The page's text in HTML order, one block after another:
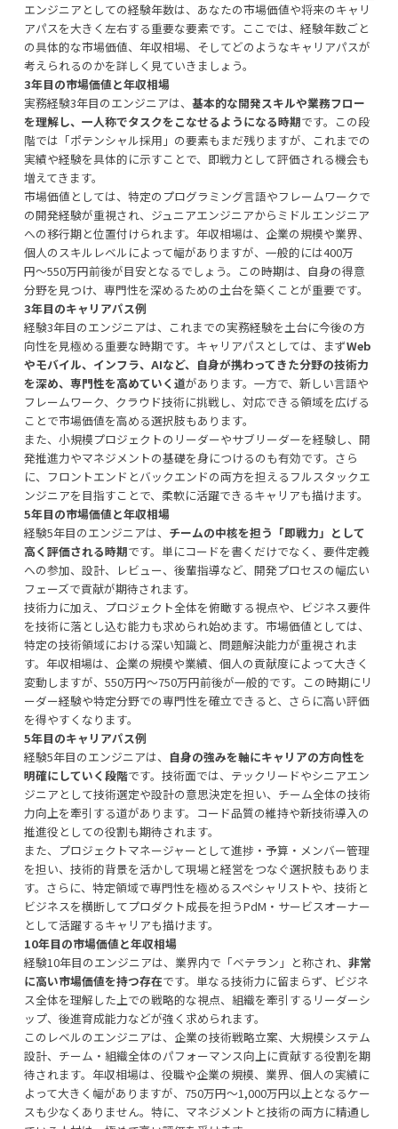
エンジニアとしての経験年数は、あなたの市場価値や将来のキャリ
アパスを大きく左右する重要な要素です。ここでは、経験年数ごと
の具体的な市場価値、年収相場、そしてどのようなキャリアパスが
考えられるのかを詳しく見ていきましょう。
3年目の市場価値と年収相場
実務経験3年目のエンジニアは、 基本的な開発スキルや業務フロー
を理解し、一人称でタスクをこなせるようになる時期です。この段
階では「ポテンシャル採用」の要素もまだ残りますが、これまでの
実績や経験を具体的に示すことで、即戦力として評価される機会も
増えてきます。
市場価値としては、特定のプログラミング言語やフレームワークで
の開発経験が重視され、ジュニアエンジニアからミドルエンジニア
への移行期と位置付けられます。年収相場は、企業の規模や業界、
個人のスキルレベルによって幅がありますが、一般的には400万
円〜550万円前後が目安となるでしょう。この時期は、自身の得意
分野を見つけ、専門性を深めるための土台を築くことが重要です。
3年目のキャリアパス例
経験3年目のエンジニアは、これまでの実務経験を土台に今後の方
向性を見極める重要な時期です。キャリアパスとしては、まずWeb
やモバイル、インフラ、AIなど、自身が携わってきた分野の技術力
を深め、専門性を高めていく道があります。一方で、新しい言語や
フレームワーク、クラウド技術に挑戦し、対応できる領域を広げる
ことで市場価値を高める選択肢もあります。
また、小規模プロジェクトのリーダーやサブリーダーを経験し、開
発推進力やマネジメントの基礎を身につけるのも有効です。さら
に、フロントエンドとバックエンドの両方を担えるフルスタックエ
ンジニアを目指すことで、柔軟に活躍できるキャリアも描けます。
5年目の市場価値と年収相場
経験5年目のエンジニアは、 チームの中核を担う「即戦力」として
高く評価される時期です。単にコードを書くだけでなく、要件定義
への参加、設計、レビュー、後輩指導など、開発プロセスの幅広い
フェーズで貢献が期待されます。
技術力に加え、プロジェクト全体を俯瞰する視点や、ビジネス要件
を技術に落とし込む能力も求められ始めます。市場価値としては、
特定の技術領域における深い知識と、問題解決能力が重視されま
す。年収相場は、企業の規模や業績、個人の貢献度によって大きく
変動しますが、550万円〜750万円前後が一般的です。この時期にリ
ーダー経験や特定分野での専門性を確立できると、さらに高い評価
を得やすくなります。
5年目のキャリアパス例
経験5年目のエンジニアは、 自身の強みを軸にキャリアの方向性を
明確にしていく段階です。技術面では、テックリードやシニアエン
ジニアとして技術選定や設計の意思決定を担い、チーム全体の技術
力向上を牽引する道があります。コード品質の維持や新技術導入の
推進役としての役割も期待されます。
また、プロジェクトマネージャーとして進捗・予算・メンバー管理
を担い、技術的背景を活かして現場と経営をつなぐ選択肢もありま
す。さらに、特定領域で専門性を極めるスペシャリストや、技術と
ビジネスを横断してプロダクト成長を担うPdM・サービスオーナー
として活躍するキャリアも描けます。
10年目の市場価値と年収相場
経験10年目のエンジニアは、業界内で「ベテラン」と称され、 非常
に高い市場価値を持つ存在です。単なる技術力に留まらず、ビジネ
ス全体を理解した上での戦略的な視点、組織を牽引するリーダーシ
ップ、後進育成能力などが強く求められます。
このレベルのエンジニアは、企業の技術戦略立案、大規模システム
設計、チーム・組織全体のパフォーマンス向上に貢献する役割を期
待されます。年収相場は、役職や企業の規模、業界、個人の実績に
よって大きく幅がありますが、750万円〜1,000万円以上となるケー
スも少なくありません。特に、マネジメントと技術の両方に精通し